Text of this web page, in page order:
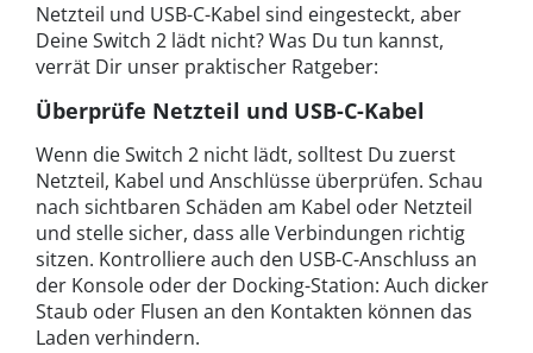
Netzteil und USB-C-Kabel sind eingesteckt, aber
Deine Switch 2 lädt nicht? Was Du tun kannst,
verrät Dir unser praktischer Ratgeber:
Überprüfe Netzteil und USB-C-Kabel
Wenn die Switch 2 nicht lädt, solltest Du zuerst
Netzteil, Kabel und Anschlüsse überprüfen. Schau
nach sichtbaren Schäden am Kabel oder Netzteil
und stelle sicher, dass alle Verbindungen richtig
sitzen. Kontrolliere auch den USB-C-Anschluss an
der Konsole oder der Docking-Station: Auch dicker
Staub oder Flusen an den Kontakten können das
Laden verhindern.